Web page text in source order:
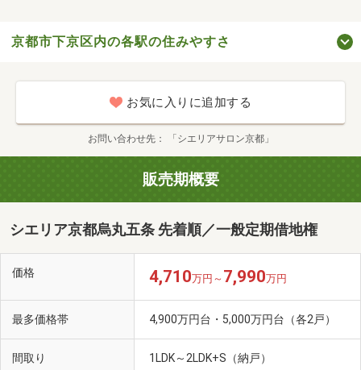
京都市下京区内の各駅の住みやすさ
お気に入りに追加する
お問い合わせ先 「シエリアサロン京都」
販売期概要
シエリア京都烏丸五条 先着順／一般定期借地権
価格 4,710万円～ 7,990万円
最多価格帯 4,900万円台・5,000万円台（各2戸）
間取り 1LDK～2LDK+S（納戸）